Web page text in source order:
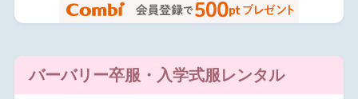
バーバリー卒服・入学式服レンタル